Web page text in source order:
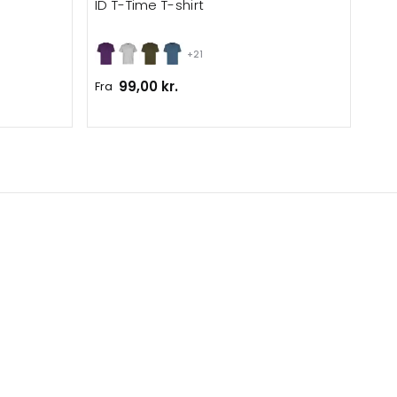
+21
ID T-Time T-shirt
Fra 99,00 kr.